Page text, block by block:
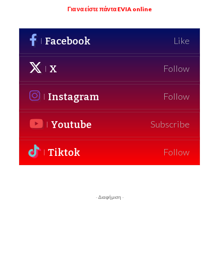
Για να είστε πάντα EVIA online
Facebook Like
X Follow
Instagram Follow
Youtube Subscribe
Tiktok Follow
- Διαφήμιση -